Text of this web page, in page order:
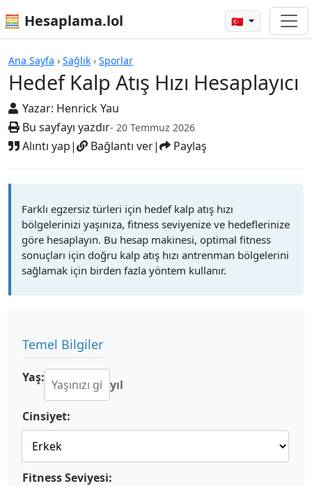
🧮 Hesaplama.lol 🇹🇷
Ana Sayfa › Sağlık › Sporlar
Hedef Kalp Atış Hızı Hesaplayıcı
Yazar: Henrick Yau
Bu sayfayı yazdır- 20 Temmuz 2026
Alıntı yap| Bağlantı ver| Paylaş
Hesap Makineleri
Farklı egzersiz türleri için hedef kalp atış hızı
bölgelerinizi yaşınıza, fitness seviyenize ve hedeflerinize
göre hesaplayın. Bu hesap makinesi, optimal fitness
sonuçları için doğru kalp atış hızı antrenman bölgelerini
sağlamak için birden fazla yöntem kullanır.
Temel Bilgiler
Yaş: yıl
Cinsiyet:
Fitness Seviyesi: